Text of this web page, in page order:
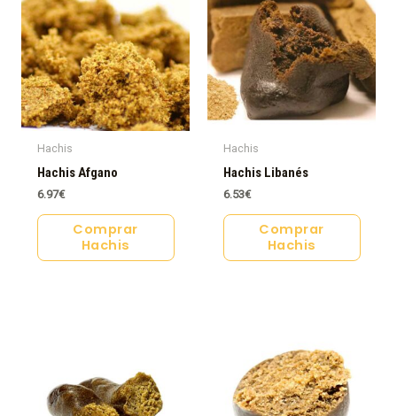
Hachis
Hachis Afgano
6.97€
Comprar
Hachis
Hachis
Hachis Libanés
6.53€
Comprar
Hachis